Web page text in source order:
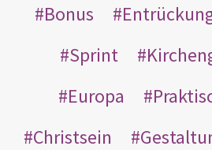
Bonus
Sprint
Europa
Christsein